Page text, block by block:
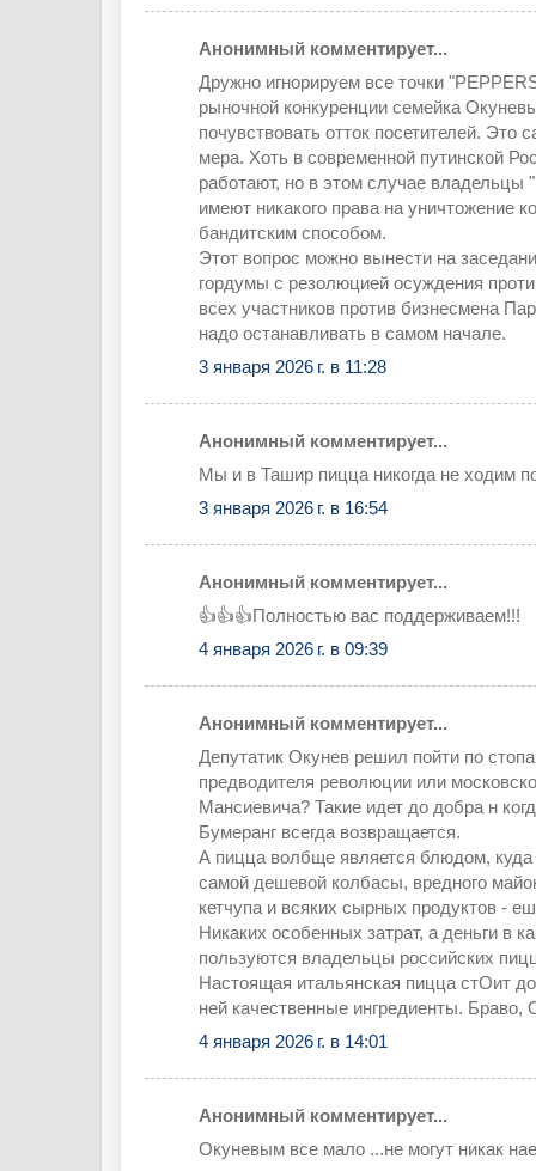
Анонимный комментирует...
Дружно игнорируем все точки
рыночной конкуренции семейка
почувствовать отток посетителей. Это
мера. Хоть в современной путинской
работают, но в этом случае владельцы
имеют никакого права на уничтожение
бандитским способом.
Этот вопрос можно вынести на
гордумы с резолюцией осуждения
всех участников против бизнесмена
надо останавливать в самом начале.
3 января 2026 г. в 11:28
Анонимный комментирует...
Мы и в Ташир пицца никогда не ходим
3 января 2026 г. в 16:54
Анонимный комментирует...
👍👍👍Полностью вас поддерживаем!!!
4 января 2026 г. в 09:39
Анонимный комментирует...
Депутатик Окунев решил пойти по
предводителя революции или
Мансиевича? Такие идет до добра н
Бумеранг всегда возвращается.
А пицца волбще является блюдом,
самой дешевой колбасы, вредного
кетчупа и всяких сырных продуктов -
Никаких особенных затрат, а деньги в
пользуются владельцы российских
Настоящая итальянская пицца стОит
ней качественные ингредиенты. Браво,
4 января 2026 г. в 14:01
Анонимный комментирует...
Окуневым все мало ...не могут никак